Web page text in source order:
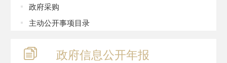
政府采购
主动公开事项目录
政府信息公开年报